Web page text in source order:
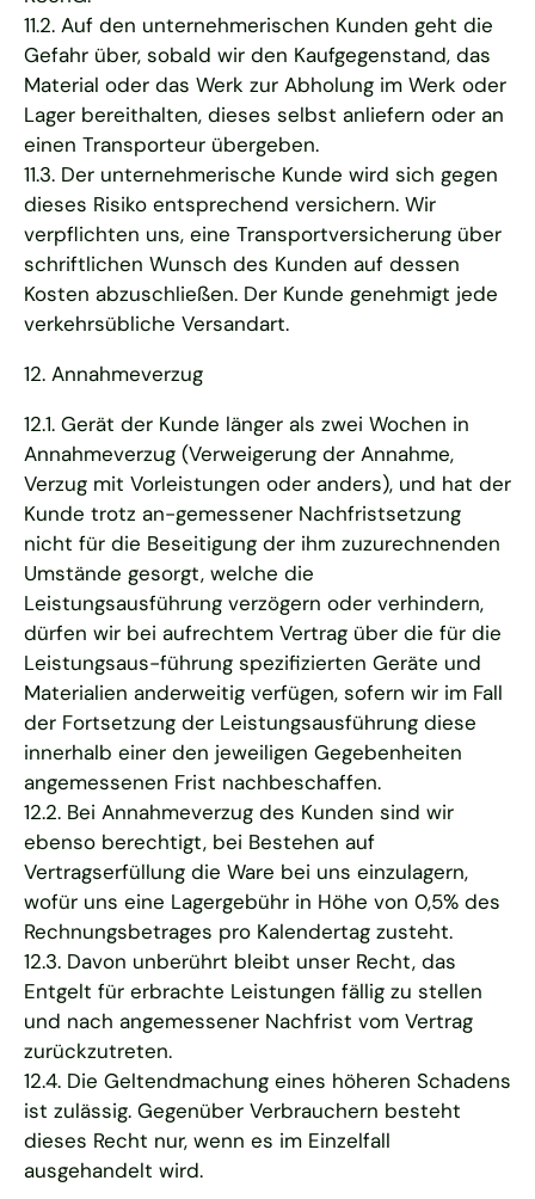
11.2. Auf den unternehmerischen Kunden geht die
Gefahr über, sobald wir den Kaufgegenstand, das
Material oder das Werk zur Abholung im Werk oder
Lager bereithalten, dieses selbst anliefern oder an
einen Transporteur übergeben.
11.3. Der unternehmerische Kunde wird sich gegen
dieses Risiko entsprechend versichern. Wir
verpflichten uns, eine Transportversicherung über
schriftlichen Wunsch des Kunden auf dessen
Kosten abzuschließen. Der Kunde genehmigt jede
verkehrsübliche Versandart.
12. Annahmeverzug
12.1. Gerät der Kunde länger als zwei Wochen in
Annahmeverzug (Verweigerung der Annahme,
Verzug mit Vorleistungen oder anders), und hat der
Kunde trotz an-gemessener Nachfristsetzung
nicht für die Beseitigung der ihm zuzurechnenden
Umstände gesorgt, welche die
Leistungsausführung verzögern oder verhindern,
dürfen wir bei aufrechtem Vertrag über die für die
Leistungsaus-führung spezifizierten Geräte und
Materialien anderweitig verfügen, sofern wir im Fall
der Fortsetzung der Leistungsausführung diese
innerhalb einer den jeweiligen Gegebenheiten
angemessenen Frist nachbeschaffen.
12.2. Bei Annahmeverzug des Kunden sind wir
ebenso berechtigt, bei Bestehen auf
Vertragserfüllung die Ware bei uns einzulagern,
wofür uns eine Lagergebühr in Höhe von 0,5% des
Rechnungsbetrages pro Kalendertag zusteht.
12.3. Davon unberührt bleibt unser Recht, das
Entgelt für erbrachte Leistungen fällig zu stellen
und nach angemessener Nachfrist vom Vertrag
zurückzutreten.
12.4. Die Geltendmachung eines höheren Schadens
ist zulässig. Gegenüber Verbrauchern besteht
dieses Recht nur, wenn es im Einzelfall
ausgehandelt wird.